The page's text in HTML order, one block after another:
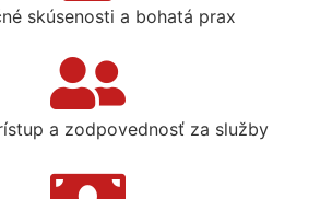
skúsenosti a bohatá prax
a zodpovednosť za služby